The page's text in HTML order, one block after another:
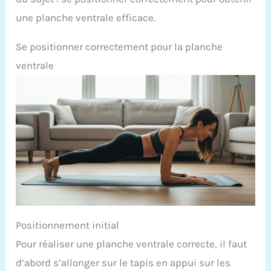
une planche ventrale efficace.
Se positionner correctement pour la planche
ventrale
Positionnement initial
Pour réaliser une planche ventrale correcte, il faut
d’abord s’allonger sur le tapis en appui sur les